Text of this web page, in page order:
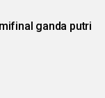
ganda putri